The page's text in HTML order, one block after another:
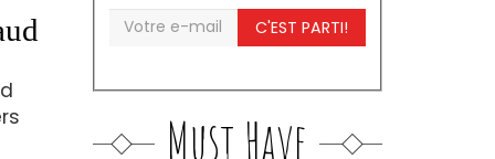
C'EST PARTI!
Must Have